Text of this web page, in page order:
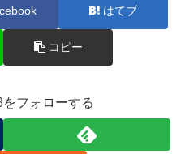
はてブ
コピー
フォローする